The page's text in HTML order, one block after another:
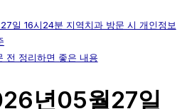
일 16시24분 지역치과 방문 시 개인정보
전 정리하면 좋은 내용
년05월27일